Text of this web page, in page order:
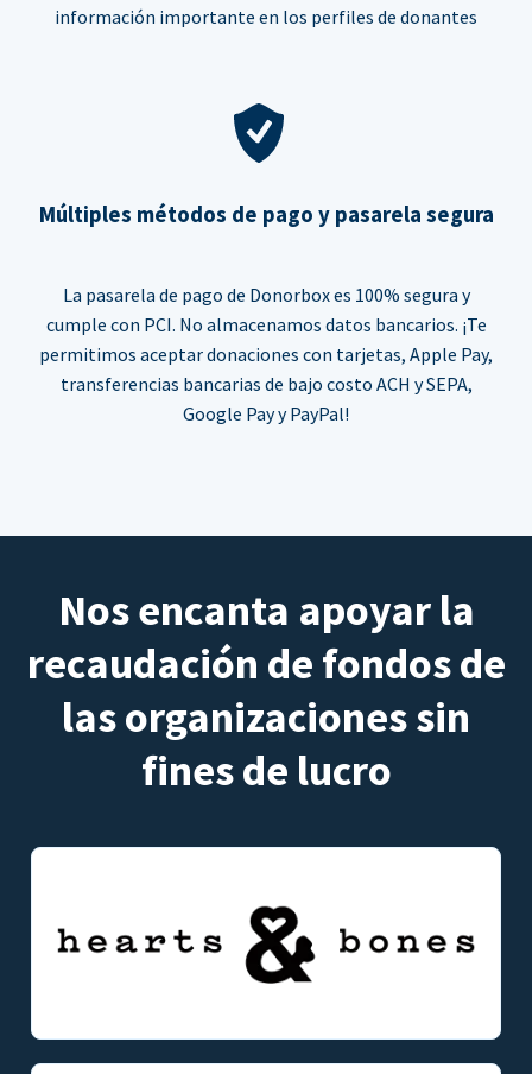
información importante en los perfiles de donantes
Múltiples métodos de pago y pasarela segura
La pasarela de pago de Donorbox es 100% segura y
cumple con PCI. No almacenamos datos bancarios. ¡Te
permitimos aceptar donaciones con tarjetas, Apple Pay,
transferencias bancarias de bajo costo ACH y SEPA,
Google Pay y PayPal!
Nos encanta apoyar la
recaudación de fondos de
las organizaciones sin
fines de lucro